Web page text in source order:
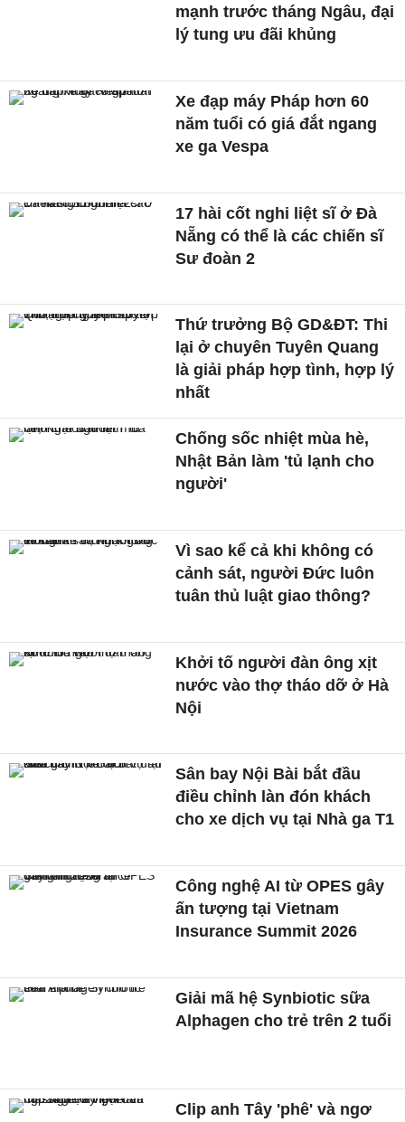
mạnh trước tháng Ngâu, đại
lý tung ưu đãi khủng
Xe đạp máy Pháp hơn 60
năm tuổi có giá đắt ngang
xe ga Vespa
17 hài cốt nghi liệt sĩ ở Đà
Nẵng có thể là các chiến sĩ
Sư đoàn 2
Thứ trưởng Bộ GD&ĐT: Thi
lại ở chuyên Tuyên Quang
là giải pháp hợp tình, hợp lý
nhất
Chống sốc nhiệt mùa hè,
Nhật Bản làm 'tủ lạnh cho
người'
Vì sao kể cả khi không có
cảnh sát, người Đức luôn
tuân thủ luật giao thông?
Khởi tố người đàn ông xịt
nước vào thợ tháo dỡ ở Hà
Nội
Sân bay Nội Bài bắt đầu
điều chỉnh làn đón khách
cho xe dịch vụ tại Nhà ga T1
Công nghệ AI từ OPES gây
ấn tượng tại Vietnam
Insurance Summit 2026
Giải mã hệ Synbiotic sữa
Alphagen cho trẻ trên 2 tuổi
Clip anh Tây 'phê' và ngơ